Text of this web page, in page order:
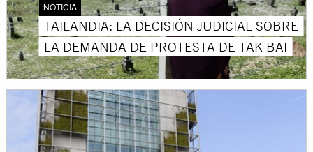
NOTICIA
TAILANDIA: LA DECISIÓN JUDICIAL SOBRE
LA DEMANDA DE PROTESTA DE TAK BAI